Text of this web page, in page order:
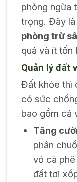
phòng ngừa
trọng. Đây
phòng trừ
quả và ít tốn
Quản lý đất
Đất khỏe thì
có sức
bao gồm cả
Tăng
phân
vỏ cà
đất tơi